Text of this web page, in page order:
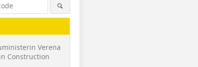
Verena
Construction